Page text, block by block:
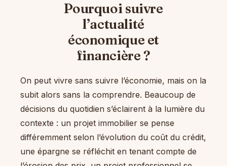
Pourquoi suivre
l’actualité
économique et
financière ?
On peut vivre sans suivre l’économie, mais on la
subit alors sans la comprendre. Beaucoup de
décisions du quotidien s’éclairent à la lumière du
contexte : un projet immobilier se pense
différemment selon l’évolution du coût du crédit,
une épargne se réfléchit en tenant compte de